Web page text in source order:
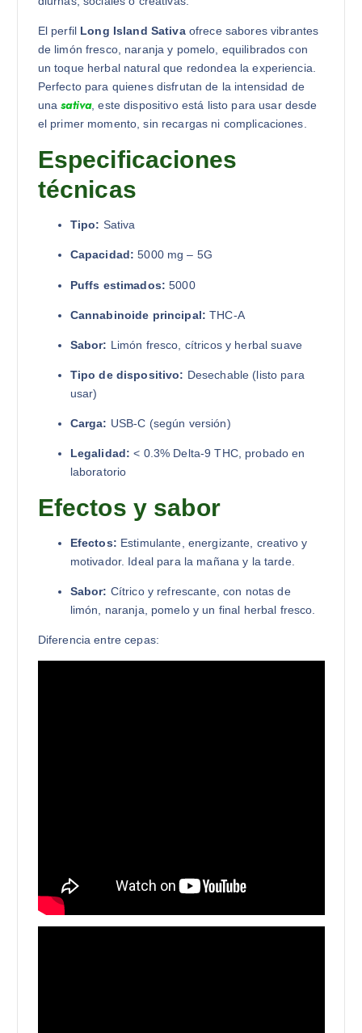
El perfil Long Island Sativaofrece sabores vibrantes
de limón fresco, naranja y pomelo, equilibrados con
un toque herbal natural que redondea la experiencia.
Perfecto para quienes disfrutan de la intensidad de
unasativa, este dispositivo está listo para usar desde
el primer momento, sin recargas ni complicaciones.
Especificaciones
técnicas
Tipo: Sativa
Capacidad: 5000 mg – 5G
Puffs estimados: 5000
Cannabinoide principal: THC-A
Sabor: Limón fresco, cítricos y herbal suave
Tipo de dispositivo: Desechable (listo para
usar)
Carga: USB-C (según versión)
Legalidad: < 0.3% Delta-9 THC, probado en
laboratorio
Efectos y sabor
Efectos: Estimulante, energizante, creativo y
motivador. Ideal para la mañana y la tarde.
Sabor: Cítrico y refrescante, con notas de
limón, naranja, pomelo y un final herbal fresco.
Diferencia entre cepas: